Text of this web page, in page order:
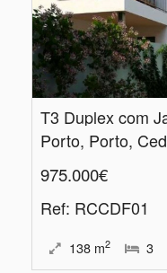
975.000€
Ref: RCCDF01
138 m2 3